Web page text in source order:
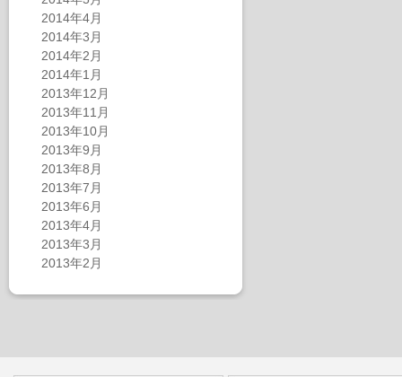
2014年4月
2014年3月
2014年2月
2014年1月
2013年12月
2013年11月
2013年10月
2013年9月
2013年8月
2013年7月
2013年6月
2013年4月
2013年3月
2013年2月